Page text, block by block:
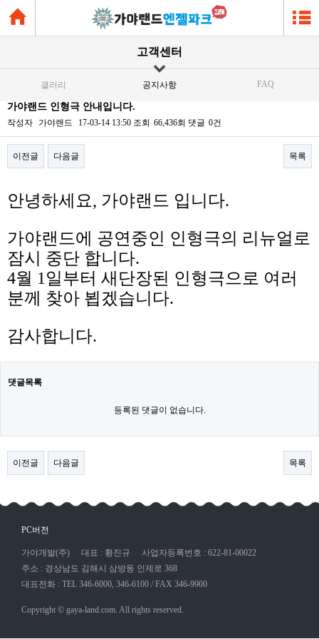
고객센터
갤러리 공지사항 FAQ
가야랜드 인형극 안내입니다.
작성자 가야랜드 17-03-14 13:50 조회 66,436회 댓글 0건
이전글 다음글 목록
안녕하세요, 가야랜드 입니다.
가야랜드에 공연중인 인형극의 리뉴얼로
잠시 중단 합니다.
4월 1일부터 새단장된 인형극으로 여러
분께 찾아 뵙겠습니다.
감사합니다.
댓글목록
등록된 댓글이 없습니다.
이전글 다음글 목록
PC버전
가야개발(주) 대표 : 황진규
사업자등록번호 : 622-81-00022
주소 : 경상남도 김해시 삼방동 인제로 368
대표전화 : TEL 346-6000, 346-6100 / FAX 346-9900
Copyright © gaya-land.com. All rights reserved.